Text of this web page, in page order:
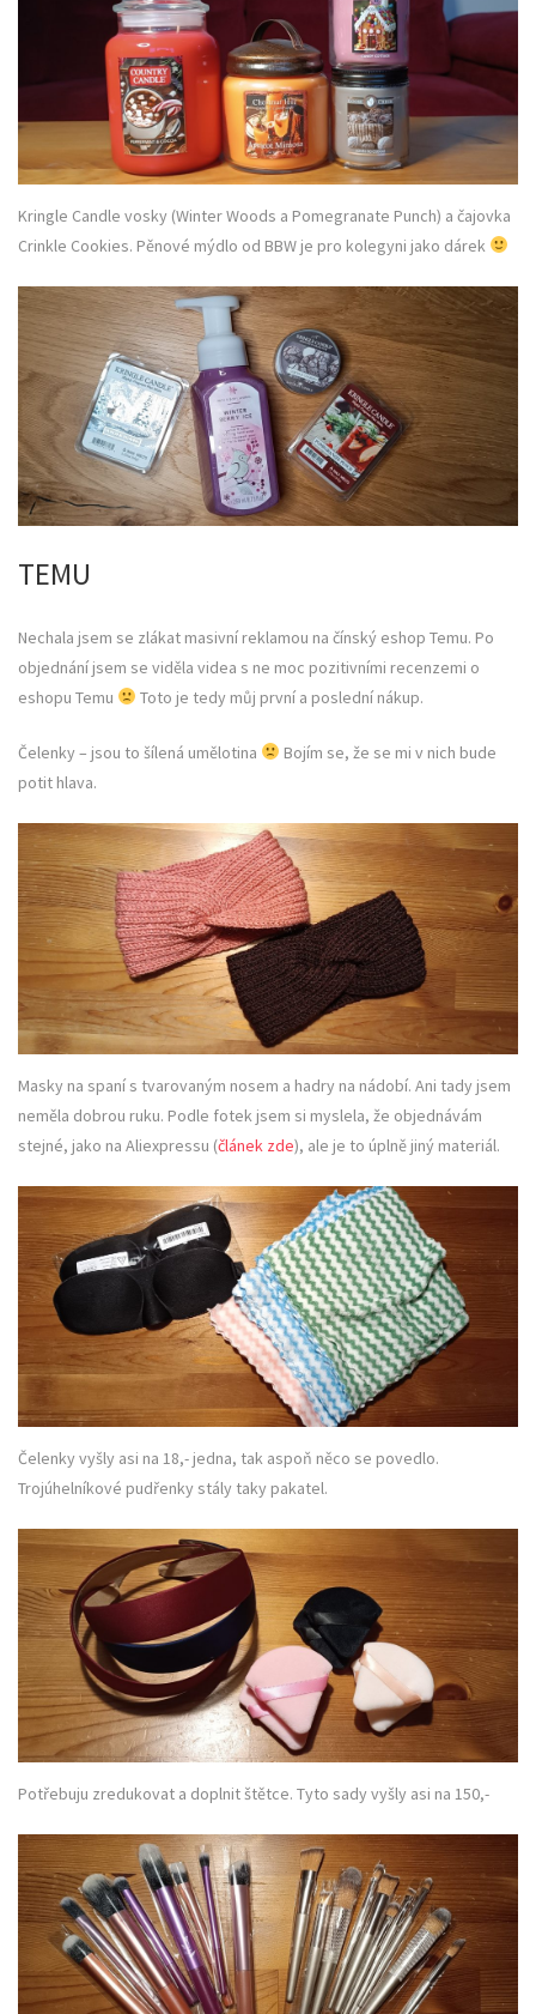
Kringle Candle vosky (Winter Woods a Pomegranate Punch) a čajovka
Crinkle Cookies. Pěnové mýdlo od BBW je pro kolegyni jako dárek
TEMU
Nechala jsem se zlákat masivní reklamou na čínský eshop Temu. Po
objednání jsem se viděla videa s ne moc pozitivními recenzemi o
eshopu Temu
Toto je tedy můj první a poslední nákup.
Čelenky – jsou to šílená umělotina
Bojím se, že se mi v nich bude
potit hlava.
Masky na spaní s tvarovaným nosem a hadry na nádobí. Ani tady jsem
neměla dobrou ruku. Podle fotek jsem si myslela, že objednávám
stejné, jako na Aliexpressu (článek zde), ale je to úplně jiný materiál.
Čelenky vyšly asi na 18,- jedna, tak aspoň něco se povedlo.
Trojúhelníkové pudřenky stály taky pakatel.
Potřebuju zredukovat a doplnit štětce. Tyto sady vyšly asi na 150,-